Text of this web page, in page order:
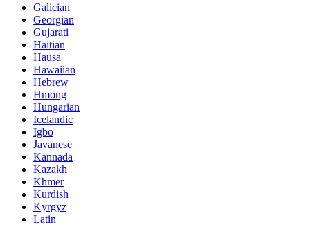
Galician
Georgian
Gujarati
Haitian
Hausa
Hawaiian
Hebrew
Hmong
Hungarian
Icelandic
Igbo
Javanese
Kannada
Kazakh
Khmer
Kurdish
Kyrgyz
Latin